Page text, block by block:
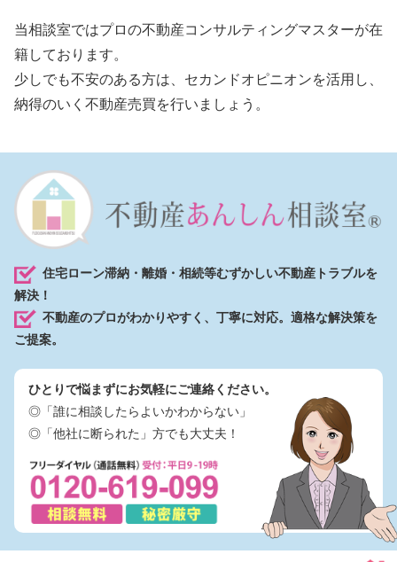
当相談室ではプロの不動産コンサルティングマスターが在
籍しております。
少しでも不安のある方は、セカンドオピニオンを活用し、
納得のいく不動産売買を行いましょう。
住宅ローン滞納・離婚・相続等むずかしい不動産トラブルを
解決！
不動産のプロがわかりやすく、丁寧に対応。適格な解決策を
ご提案。
ひとりで悩まずにお気軽にご連絡ください。
◎「誰に相談したらよいかわからない」
◎「他社に断られた」方でも大丈夫！